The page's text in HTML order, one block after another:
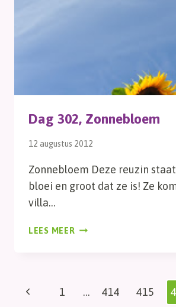
Dag 302, Zonnebloem
12 augustus 2012
Zonnebloem Deze reuzin
bloei en groot dat ze is! Ze
villa…
LEES MEER DAG
Paginanavigatie
Vorige
1 … 414 415